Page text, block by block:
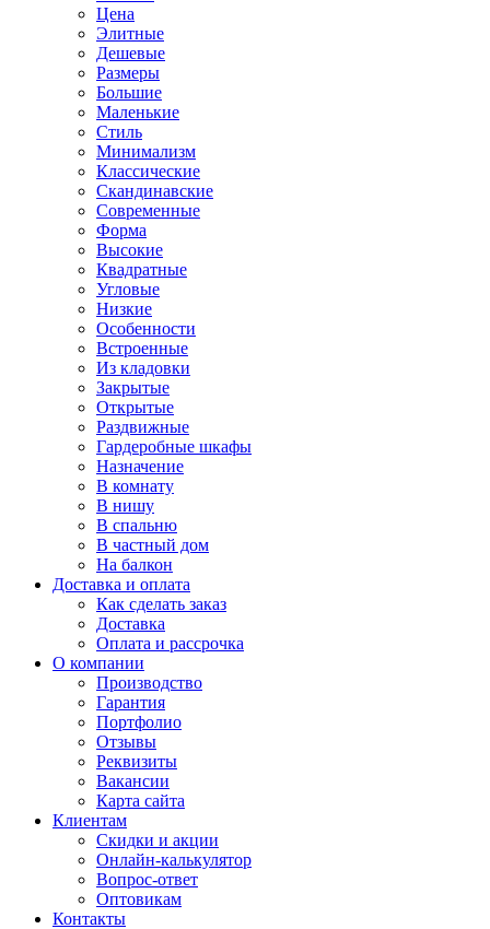
Цена
Элитные
Дешевые
Размеры
Большие
Маленькие
Стиль
Минимализм
Классические
Скандинавские
Современные
Форма
Высокие
Квадратные
Угловые
Низкие
Особенности
Встроенные
Из кладовки
Закрытые
Открытые
Раздвижные
Гардеробные шкафы
Назначение
В комнату
В нишу
В спальню
В частный дом
На балкон
Доставка и оплата
Как сделать заказ
Доставка
Оплата и рассрочка
О компании
Производство
Гарантия
Портфолио
Отзывы
Реквизиты
Вакансии
Карта сайта
Клиентам
Скидки и акции
Онлайн-калькулятор
Вопрос-ответ
Оптовикам
Контакты